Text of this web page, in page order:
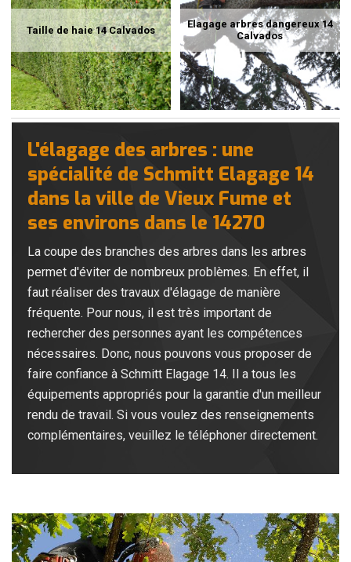
Taille de haie 14 Calvados
Elagage arbres dangereux 14
Calvados
L'élagage des arbres : une
spécialité de Schmitt Elagage 14
dans la ville de Vieux Fume et
ses environs dans le 14270
La coupe des branches des arbres dans les arbres
permet d'éviter de nombreux problèmes. En effet, il
faut réaliser des travaux d'élagage de manière
fréquente. Pour nous, il est très important de
rechercher des personnes ayant les compétences
nécessaires. Donc, nous pouvons vous proposer de
faire confiance à Schmitt Elagage 14. Il a tous les
équipements appropriés pour la garantie d'un meilleur
rendu de travail. Si vous voulez des renseignements
complémentaires, veuillez le téléphoner directement.